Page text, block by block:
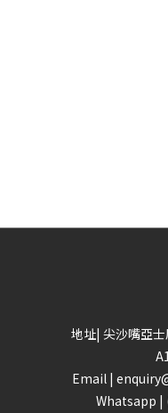
地址| 尖沙嘴亞
Email |
Whatsapp |